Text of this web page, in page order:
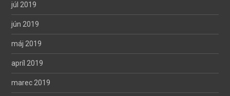
júl 2019
jún 2019
máj 2019
apríl 2019
marec 2019